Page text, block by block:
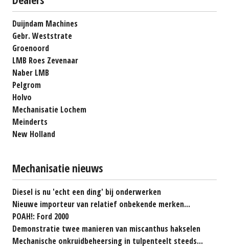
Duijndam Machines
Gebr. Weststrate
Groenoord
LMB Roes Zevenaar
Naber LMB
Pelgrom
Holvo
Mechanisatie Lochem
Meinderts
New Holland
Mechanisatie nieuws
Diesel is nu 'echt een ding' bij onderwerken
Nieuwe importeur van relatief onbekende merken...
POAH!: Ford 2000
Demonstratie twee manieren van miscanthus hakselen
Mechanische onkruidbeheersing in tulpenteelt steeds...